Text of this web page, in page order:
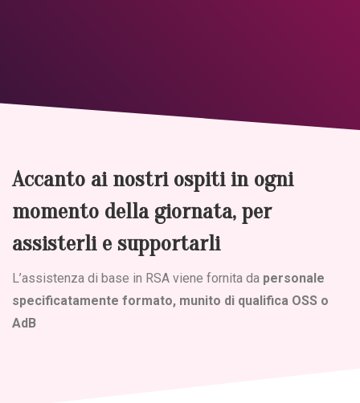
Accanto ai nostri ospiti in ogni
momento della giornata, per
assisterli e supportarli
L’assistenza di base in RSA viene fornita da personale
specificatamente formato, munito di qualifica OSS o
AdB